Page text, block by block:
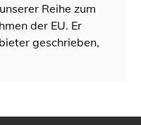
Reihe zum
der EU. Er
geschrieben,